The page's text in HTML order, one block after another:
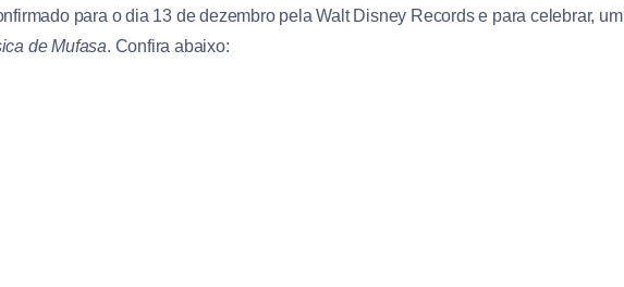
para o dia 13 de dezembro pela Walt Disney Records e para celebrar, um
de Mufasa. Confira abaixo: